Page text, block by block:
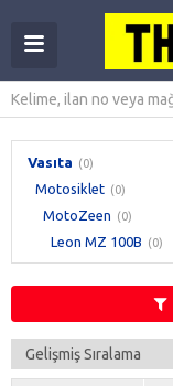
Vasıta (0)
Motosiklet (0)
MotoZeen (0)
Leon MZ 100B (0)